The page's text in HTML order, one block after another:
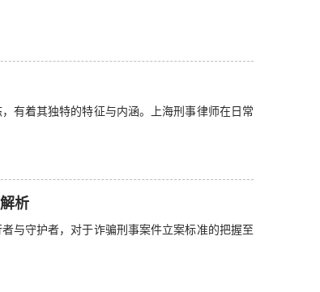
有着其独特的特征与内涵。上海刑事律师在日常
析
与守护者，对于诈骗刑事案件立案标准的把握至